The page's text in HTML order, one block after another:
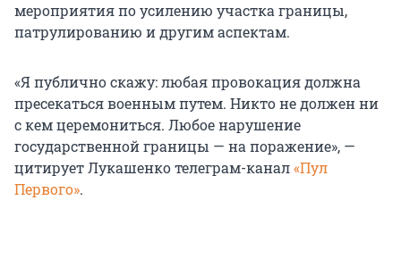
мероприятия по усилению участка границы,
патрулированию и другим аспектам.
«Я публично скажу: любая провокация должна
пресекаться военным путем. Никто не должен ни
с кем церемониться. Любое нарушение
государственной границы — на поражение», —
цитирует Лукашенко телеграм-канал«Пул
Первого».